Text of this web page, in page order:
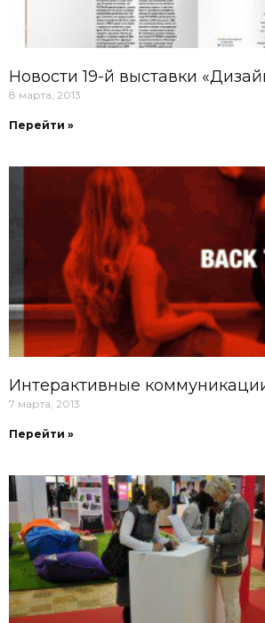
Новости 19-й выставки
8 марта, 2013
Перейти »
Интерактивные
7 марта, 2013
Перейти »